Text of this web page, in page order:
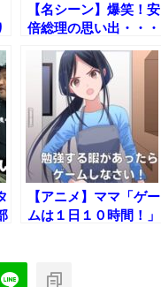
【名シーン】爆笑！安
倍総理の思い出・・・
【アニメ】ママ「ゲー
ムは１日１０時間！」